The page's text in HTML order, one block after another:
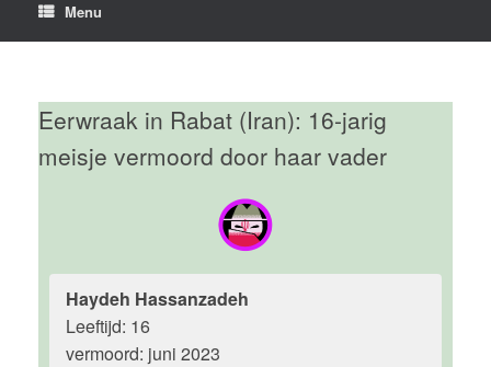
Menu
Eerwraak in Rabat (Iran): 16-jarig
meisje vermoord door haar vader
Haydeh Hassanzadeh
Leeftijd: 16
vermoord: juni 2023